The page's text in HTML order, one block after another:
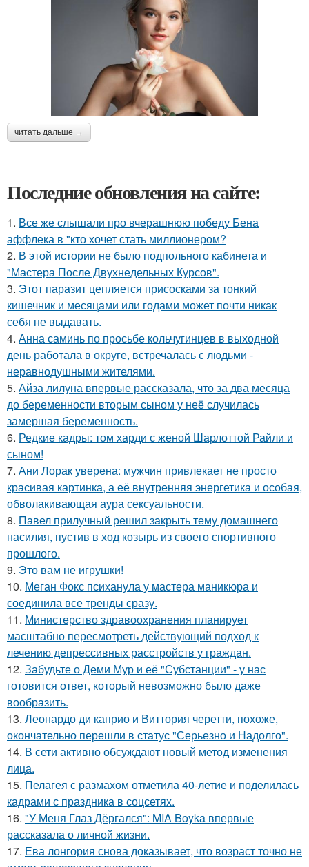
читать дальше →
Последние обновления на сайте:
1. Все же слышали про вчерашнюю победу Бена
аффлека в "кто хочет стать миллионером?
2. В этой истории не было подпольного кабинета и
"Мастера После Двухнедельных Курсов".
3. Этот паразит цепляется присосками за тонкий
кишечник и месяцами или годами может почти никак
себя не выдавать.
4. Анна саминь по просьбе кольчугинцев в выходной
день работала в округе, встречалась с людьми -
неравнодушными жителями.
5. Айза лилуна впервые рассказала, что за два месяца
до беременности вторым сыном у неё случилась
замершая беременность.
6. Редкие кадры: том харди с женой Шарлоттой Райли и
сыном!
7. Ани Лорак уверена: мужчин привлекает не просто
красивая картинка, а её внутренняя энергетика и особая,
обволакивающая аура сексуальности.
8. Павел прилучный решил закрыть тему домашнего
насилия, пустив в ход козырь из своего спортивного
прошлого.
9. Это вам не игрушки!
10. Меган Фокс психанула у мастера маникюра и
соединила все тренды сразу.
11. Министерство здравоохранения планирует
масштабно пересмотреть действующий подход к
лечению депрессивных расстройств у граждан.
12. Забудьте о Деми Мур и её "Субстанции" - у нас
готовится ответ, который невозможно было даже
вообразить.
13. Леонардо ди каприо и Виттория черетти, похоже,
окончательно перешли в статус "Серьезно и Надолго".
14. В сети активно обсуждают новый метод изменения
лица.
15. Пелагея с размахом отметила 40-летие и поделилась
кадрами с праздника в соцсетях.
16. "У Меня Глаз Дёргался": MIA Boyka впервые
рассказала о личной жизни.
17. Ева лонгория снова доказывает, что возраст точно не